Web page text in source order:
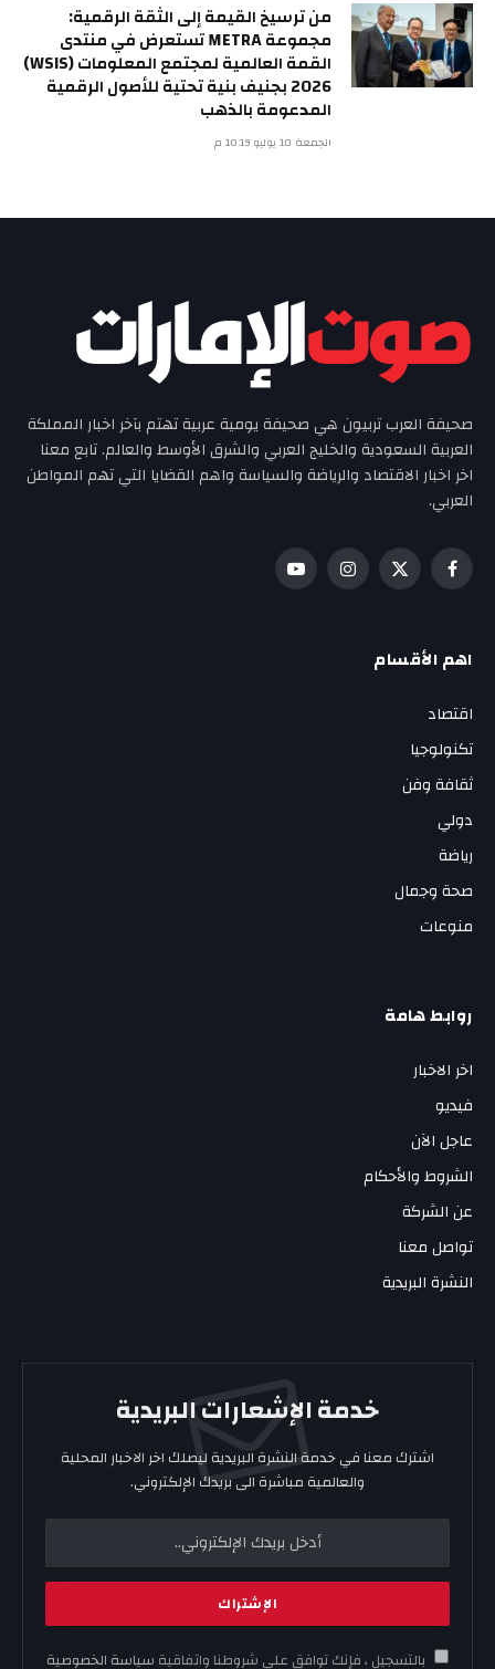
من ترسيخ القيمة إلى الثقة الرقمية:
مجموعة METRA تستعرض في منتدى
القمة العالمية لمجتمع المعلومات (WSIS)
2026 بجنيف بنية تحتية للأصول الرقمية
المدعومة بالذهب
الجمعة 10 يوليو 10:19 م
صحيفة العرب تربيون هي صحيفة يومية عربية تهتم بآخر اخبار المملكة
العربية السعودية والخليج العربي والشرق الأوسط والعالم. تابع معنا
اخر اخبار الاقتصاد والرياضة والسياسة واهم القضايا التي تهم المواطن
العربي.
فيسبوك
X
الانستغراميوتيوب
اهم الأقسام
اقتصاد
تكنولوجيا
ثقافة وفن
دولي
رياضة
صحة وجمال
منوعات
روابط هامة
اخر الاخبار
فيديو
عاجل الآن
الشروط والأحكام
عن الشركة
تواصل معنا
النشرة البريدية
خدمة الإشعارات البريدية
اشترك معنا في خدمة النشرة البريدية ليصلك اخر الاخبار المحلية
والعالمية مباشرة الى بريدك الإلكتروني.
بالتسجيل ، فإنك توافق على شروطنا واتفاقية سياسة الخصوصية